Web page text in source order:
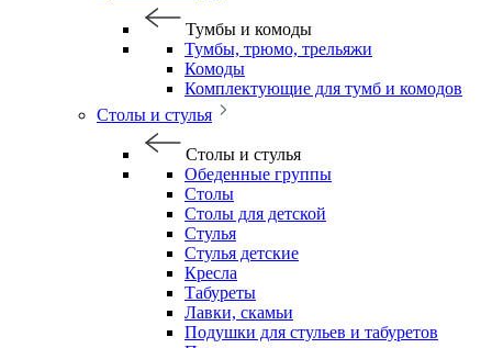
Тумбы и комоды
Тумбы, трюмо, трельяжи
Комоды
Комплектующие для тумб и комодов
Столы и стулья
Столы и стулья
Обеденные группы
Столы
Столы для детской
Стулья
Стулья детские
Кресла
Табуреты
Лавки, скамьи
Подушки для стульев и табуретов